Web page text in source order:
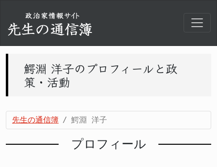
鰐淵 洋子のプロフィールと政
策・活動
先生の通信簿 鰐淵 洋子
プロフィール